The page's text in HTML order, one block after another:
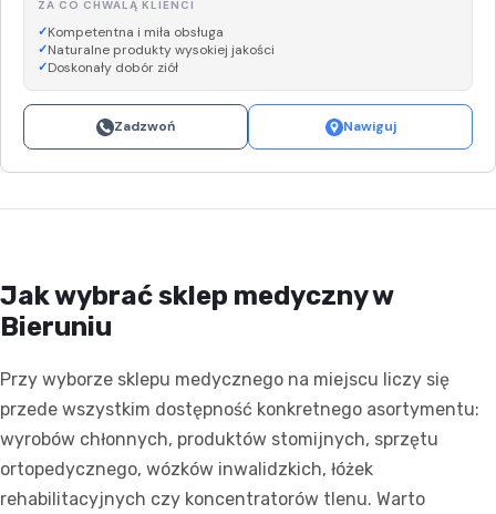
ZA CO CHWALĄ KLIENCI
Kompetentna i miła obsługa
Naturalne produkty wysokiej jakości
Doskonały dobór ziół
Zadzwoń Nawiguj
Jak wybrać sklep medyczny w
Bieruniu
Przy wyborze sklepu medycznego na miejscu liczy się
przede wszystkim dostępność konkretnego asortymentu:
wyrobów chłonnych, produktów stomijnych, sprzętu
ortopedycznego, wózków inwalidzkich, łóżek
rehabilitacyjnych czy koncentratorów tlenu. Warto